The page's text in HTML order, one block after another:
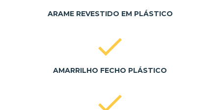
ARAME REVESTIDO EM PLÁSTICO
AMARRILHO FECHO PLÁSTICO